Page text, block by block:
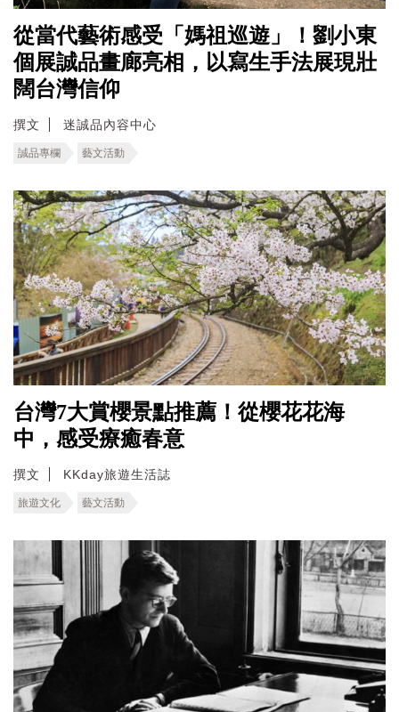
從當代藝術感受「媽祖巡遊」！劉小東
個展誠品畫廊亮相，以寫生手法展現壯
闊台灣信仰
撰文 迷誠品內容中心
誠品專欄 藝文活動
台灣7大賞櫻景點推薦！從櫻花花海
中，感受療癒春意
撰文 KKday旅遊生活誌
旅遊文化 藝文活動